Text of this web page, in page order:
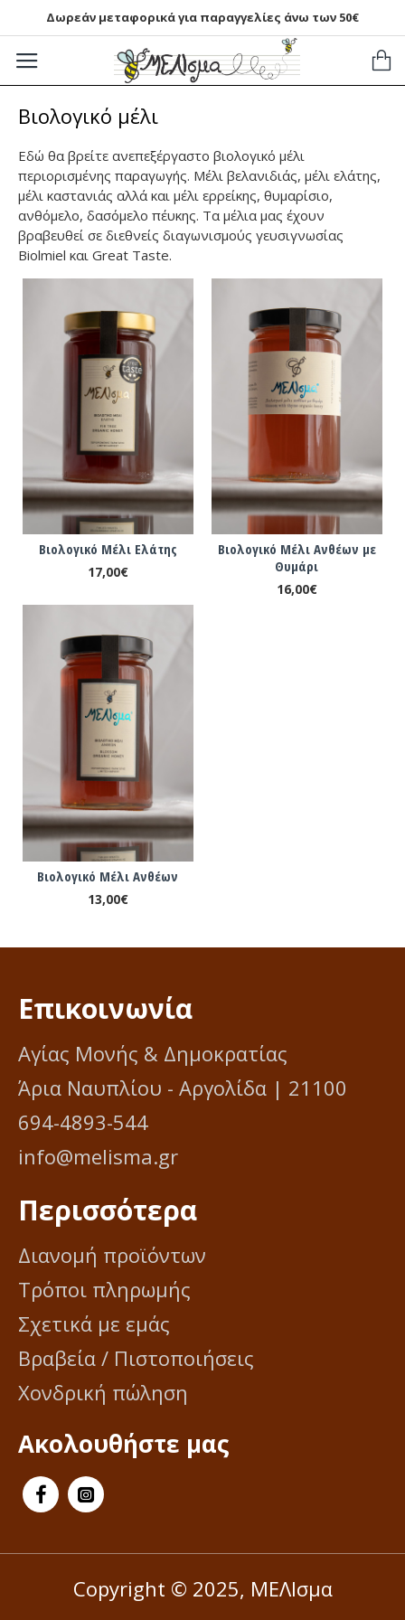
Δωρεάν μεταφορικά για παραγγελίες άνω των 50€
Βιολογικό μέλι
Εδώ θα βρείτε ανεπεξέργαστο βιολογικό μέλι
περιορισμένης παραγωγής. Μέλι βελανιδιάς, μέλι ελάτης,
μέλι καστανιάς αλλά και μέλι ερρείκης, θυμαρίσιο,
ανθόμελο, δασόμελο πέυκης. Τα μέλια μας έχουν
βραβευθεί σε διεθνείς διαγωνισμούς γευσιγνωσίας
Biolmiel και Great Taste.
Βιολογικό Μέλι Ελάτης
17,00€
Βιολογικό Μέλι Ανθέων με
Θυμάρι
16,00€
Βιολογικό Μέλι Ανθέων
13,00€
Επικοινωνία
Αγίας Μονής & Δημοκρατίας
Άρια Ναυπλίου - Αργολίδα | 21100
694-4893-544
info@melisma.gr
Περισσότερα
Διανομή προϊόντων
Τρόποι πληρωμής
Σχετικά με εμάς
Βραβεία / Πιστοποιήσεις
Χονδρική πώληση
Ακολουθήστε μας
Copyright © 2025, ΜΕΛΙσμα